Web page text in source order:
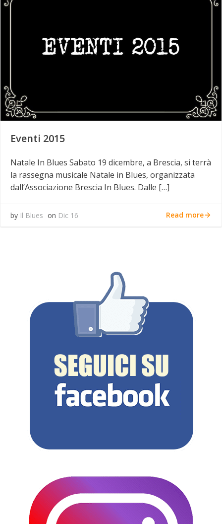
Eventi 2015
Natale In Blues Sabato 19 dicembre, a Brescia, si terrà
la rassegna musicale Natale in Blues, organizzata
dall’Associazione Brescia In Blues. Dalle […]
by Il Blues on Dic 16 Read more